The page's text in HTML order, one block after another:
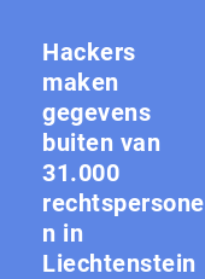
Hackers
maken
gegevens
buiten van
31.000
rechtspersone
n in
Liechtenstein